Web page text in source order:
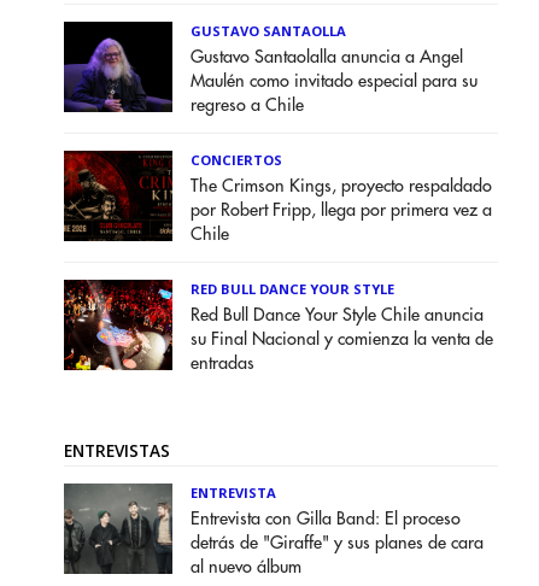
GUSTAVO SANTAOLLA
Gustavo Santaolalla anuncia a Angel
Maulén como invitado especial para su
regreso a Chile
CONCIERTOS
The Crimson Kings, proyecto respaldado
por Robert Fripp, llega por primera vez a
Chile
RED BULL DANCE YOUR STYLE
Red Bull Dance Your Style Chile anuncia
su Final Nacional y comienza la venta de
entradas
ENTREVISTAS
ENTREVISTA
Entrevista con Gilla Band: El proceso
detrás de "Giraffe" y sus planes de cara
al nuevo álbum